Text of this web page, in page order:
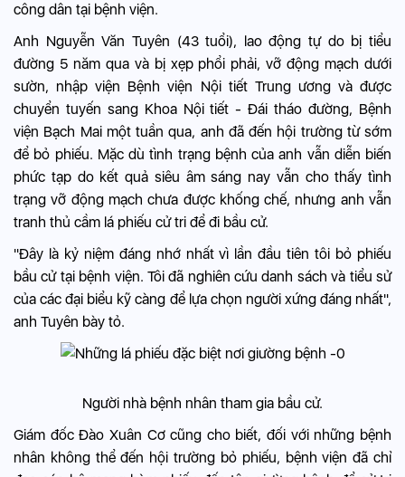
công dân tại bệnh viện.
Anh Nguyễn Văn Tuyên (43 tuổi), lao động tự do bị tiểu
đường 5 năm qua và bị xẹp phổi phải, vỡ động mạch dưới
sườn, nhập viện Bệnh viện Nội tiết Trung ương và được
chuyển tuyến sang Khoa Nội tiết - Đái tháo đường, Bệnh
viện Bạch Mai một tuần qua, anh đã đến hội trường từ sớm
để bỏ phiếu. Mặc dù tình trạng bệnh của anh vẫn diễn biến
phức tạp do kết quả siêu âm sáng nay vẫn cho thấy tình
trạng vỡ động mạch chưa được khống chế, nhưng anh vẫn
tranh thủ cầm lá phiếu cử tri để đi bầu cử.
"Đây là kỷ niệm đáng nhớ nhất vì lần đầu tiên tôi bỏ phiếu
bầu cử tại bệnh viện. Tôi đã nghiên cứu danh sách và tiểu sử
của các đại biểu kỹ càng để lựa chọn người xứng đáng nhất",
anh Tuyên bày tỏ.
Người nhà bệnh nhân tham gia bầu cử.
Giám đốc Đào Xuân Cơ cũng cho biết, đối với những bệnh
nhân không thể đến hội trường bỏ phiếu, bệnh viện đã chỉ